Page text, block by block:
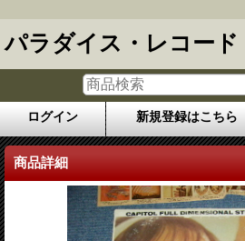
パラダイス・レコード
ログイン 新規登録はこちら
商品詳細